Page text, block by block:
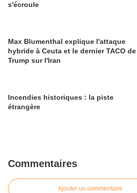
s'écroule
Max Blumenthal explique l'attaque
hybride à Ceuta et le dernier TACO de
Trump sur l'Iran
Incendies historiques : la piste
étrangère
Commentaires
Ajouter un commentaire